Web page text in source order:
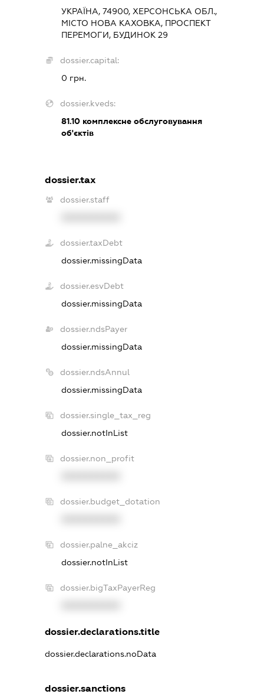
УКРАЇНА, 74900, ХЕРСОНСЬКА ОБЛ.,
МІСТО НОВА КАХОВКА, ПРОСПЕКТ
ПЕРЕМОГИ, БУДИНОК 29
dossier.capital:
0 грн.
dossier.kveds:
81.10комплексне обслуговування
об'єктів
dossier.tax
dossier.staff
dossier.taxDebt
dossier.missingData
dossier.esvDebt
dossier.missingData
dossier.ndsPayer
dossier.missingData
dossier.ndsAnnul
dossier.missingData
dossier.single_tax_reg
dossier.notInList
dossier.non_profit
dossier.budget_dotation
dossier.palne_akciz
dossier.notInList
dossier.bigTaxPayerReg
dossier.declarations.title
dossier.declarations.noData
dossier.sanctions